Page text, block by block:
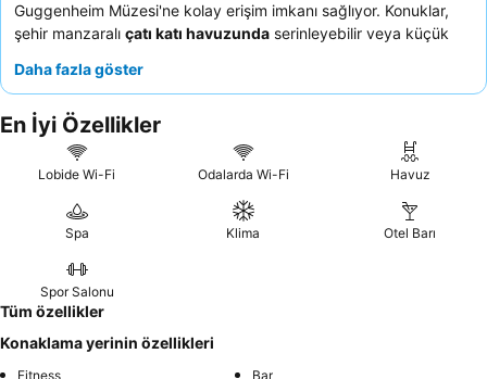
Guggenheim Müzesi'ne kolay erişim imkanı sağlıyor. Konuklar,
şehir manzaralı çatı katı havuzunda serinleyebilir veya küçük
samimiyetleri ve yardımseverlikleri nedeniyle sürekli olarak
cava dahil olmak üzere çok çeşitli seçenekler sunan olağanüstü
kahvaltı büfesini tamamlıyor. Gerçekten unutulmaz bir
konaklama için, keyifli nehir manzarası sunan üst katlardaki
Daha fazla göster
En İyi Özellikler
Lobide Wi-Fi Odalarda Wi-Fi Havuz
Spa Klima Otel Barı
Spor Salonu
Tüm özellikler
Konaklama yerinin özellikleri
Fitness Bar